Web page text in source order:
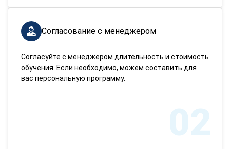
Согласование с менеджером
Согласуйте с менеджером длительность и стоимость
обучения. Если необходимо, можем составить для
вас персональную программу.
02